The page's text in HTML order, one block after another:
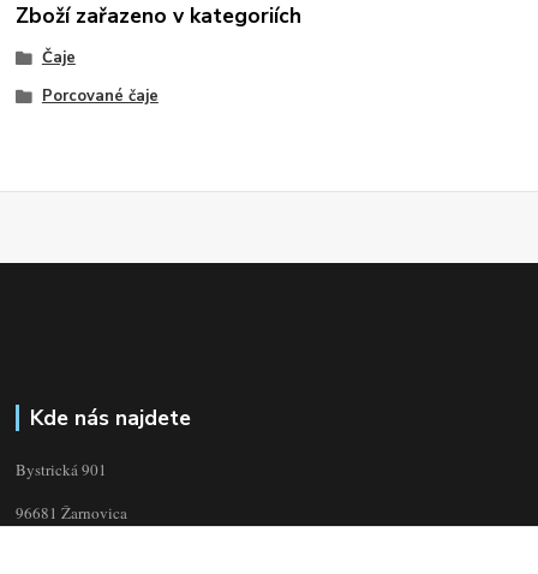
Zboží zařazeno v kategoriích
Čaje
Porcované čaje
Kde nás najdete
Bystrická 901
96681 Žarnovica